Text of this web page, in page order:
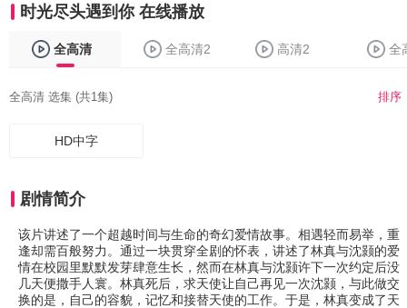
时光尽头遇到你 在线播放
全高清 全高清2 高清2 全
全高清 选集 (共1集) 排序
HD中字
剧情简介
该片讲述了一个超越时间与生命的奇幻爱情故事。相遇轻而易举，重
逢却需百般努力。通过一块贯穿全剧的怀表，讲述了林真与沈颢的爱
情在校园里默默发芽肆意生长，然而在林真与沈颢许下一次约定后没
几天便撒手人寰。林真死后，求天使让自己再见一次沈颢，与此做交
换的是，自己的容貌，记忆和接替天使的工作。于是，林真变成了天